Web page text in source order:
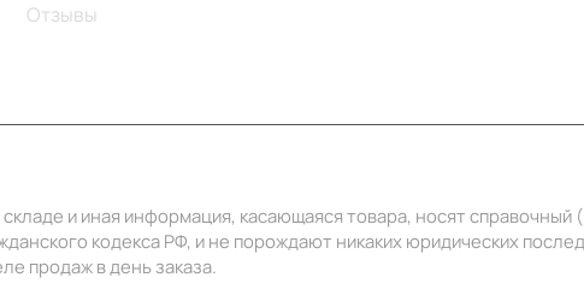
Отзывы
и иная информация, касающаяся товара, носят
кодекса РФ, и не порождают никаких юридических
продаж в день заказа.